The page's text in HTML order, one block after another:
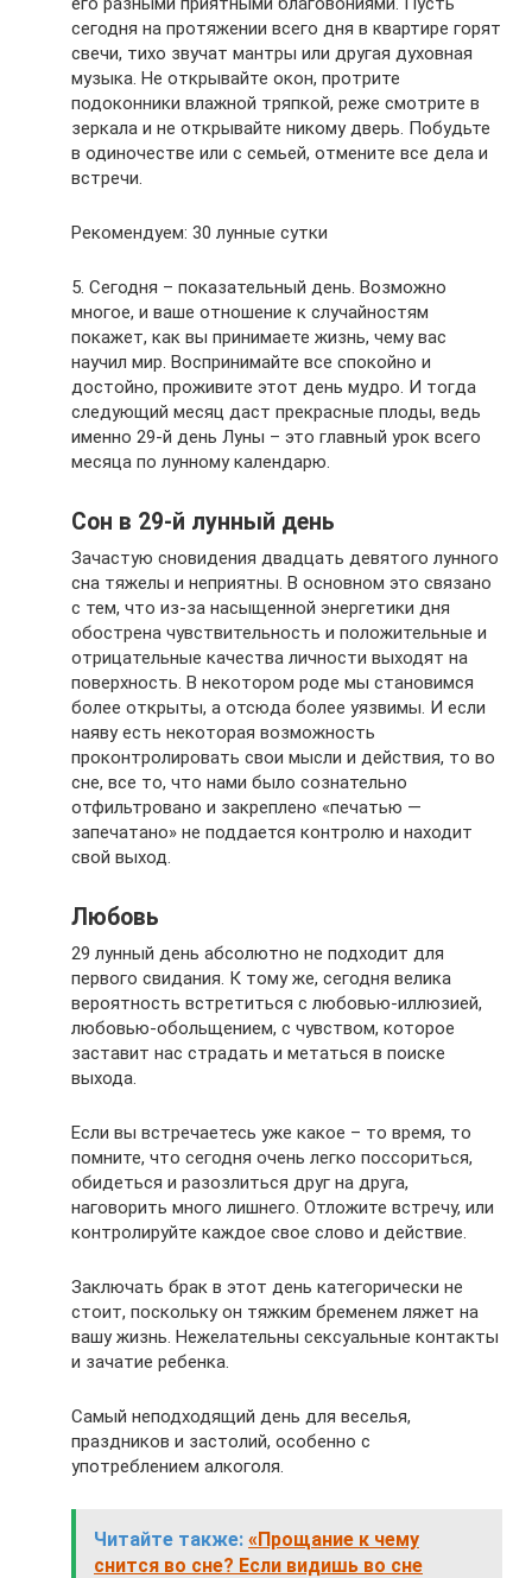
сегодня на протяжении всего дня в квартире горят
свечи, тихо звучат мантры или другая духовная
музыка. Не открывайте окон, протрите
подоконники влажной тряпкой, реже смотрите в
зеркала и не открывайте никому дверь. Побудьте
в одиночестве или с семьей, отмените все дела и
встречи.
Рекомендуем: 30 лунные сутки
5. Сегодня – показательный день. Возможно
многое, и ваше отношение к случайностям
покажет, как вы принимаете жизнь, чему вас
научил мир. Воспринимайте все спокойно и
достойно, проживите этот день мудро. И тогда
следующий месяц даст прекрасные плоды, ведь
именно 29-й день Луны – это главный урок всего
месяца по лунному календарю.
Сон в 29-й лунный день
Зачастую сновидения двадцать девятого лунного
сна тяжелы и неприятны. В основном это связано
с тем, что из-за насыщенной энергетики дня
обострена чувствительность и положительные и
отрицательные качества личности выходят на
поверхность. В некотором роде мы становимся
более открыты, а отсюда более уязвимы. И если
наяву есть некоторая возможность
проконтролировать свои мысли и действия, то во
сне, все то, что нами было сознательно
отфильтровано и закреплено «печатью —
запечатано» не поддается контролю и находит
свой выход.
Любовь
29 лунный день абсолютно не подходит для
первого свидания. К тому же, сегодня велика
вероятность встретиться с любовью-иллюзией,
любовью-обольщением, с чувством, которое
заставит нас страдать и метаться в поиске
выхода.
Если вы встречаетесь уже какое – то время, то
помните, что сегодня очень легко поссориться,
обидеться и разозлиться друг на друга,
наговорить много лишнего. Отложите встречу, или
контролируйте каждое свое слово и действие.
Заключать брак в этот день категорически не
стоит, поскольку он тяжким бременем ляжет на
вашу жизнь. Нежелательны сексуальные контакты
и зачатие ребен­ка.
Самый неподходящий день для веселья,
праздников и застолий, особенно с
употреблением алкоголя.
Читайте также: «Прощание к чему
снится во сне? Если видишь во сне